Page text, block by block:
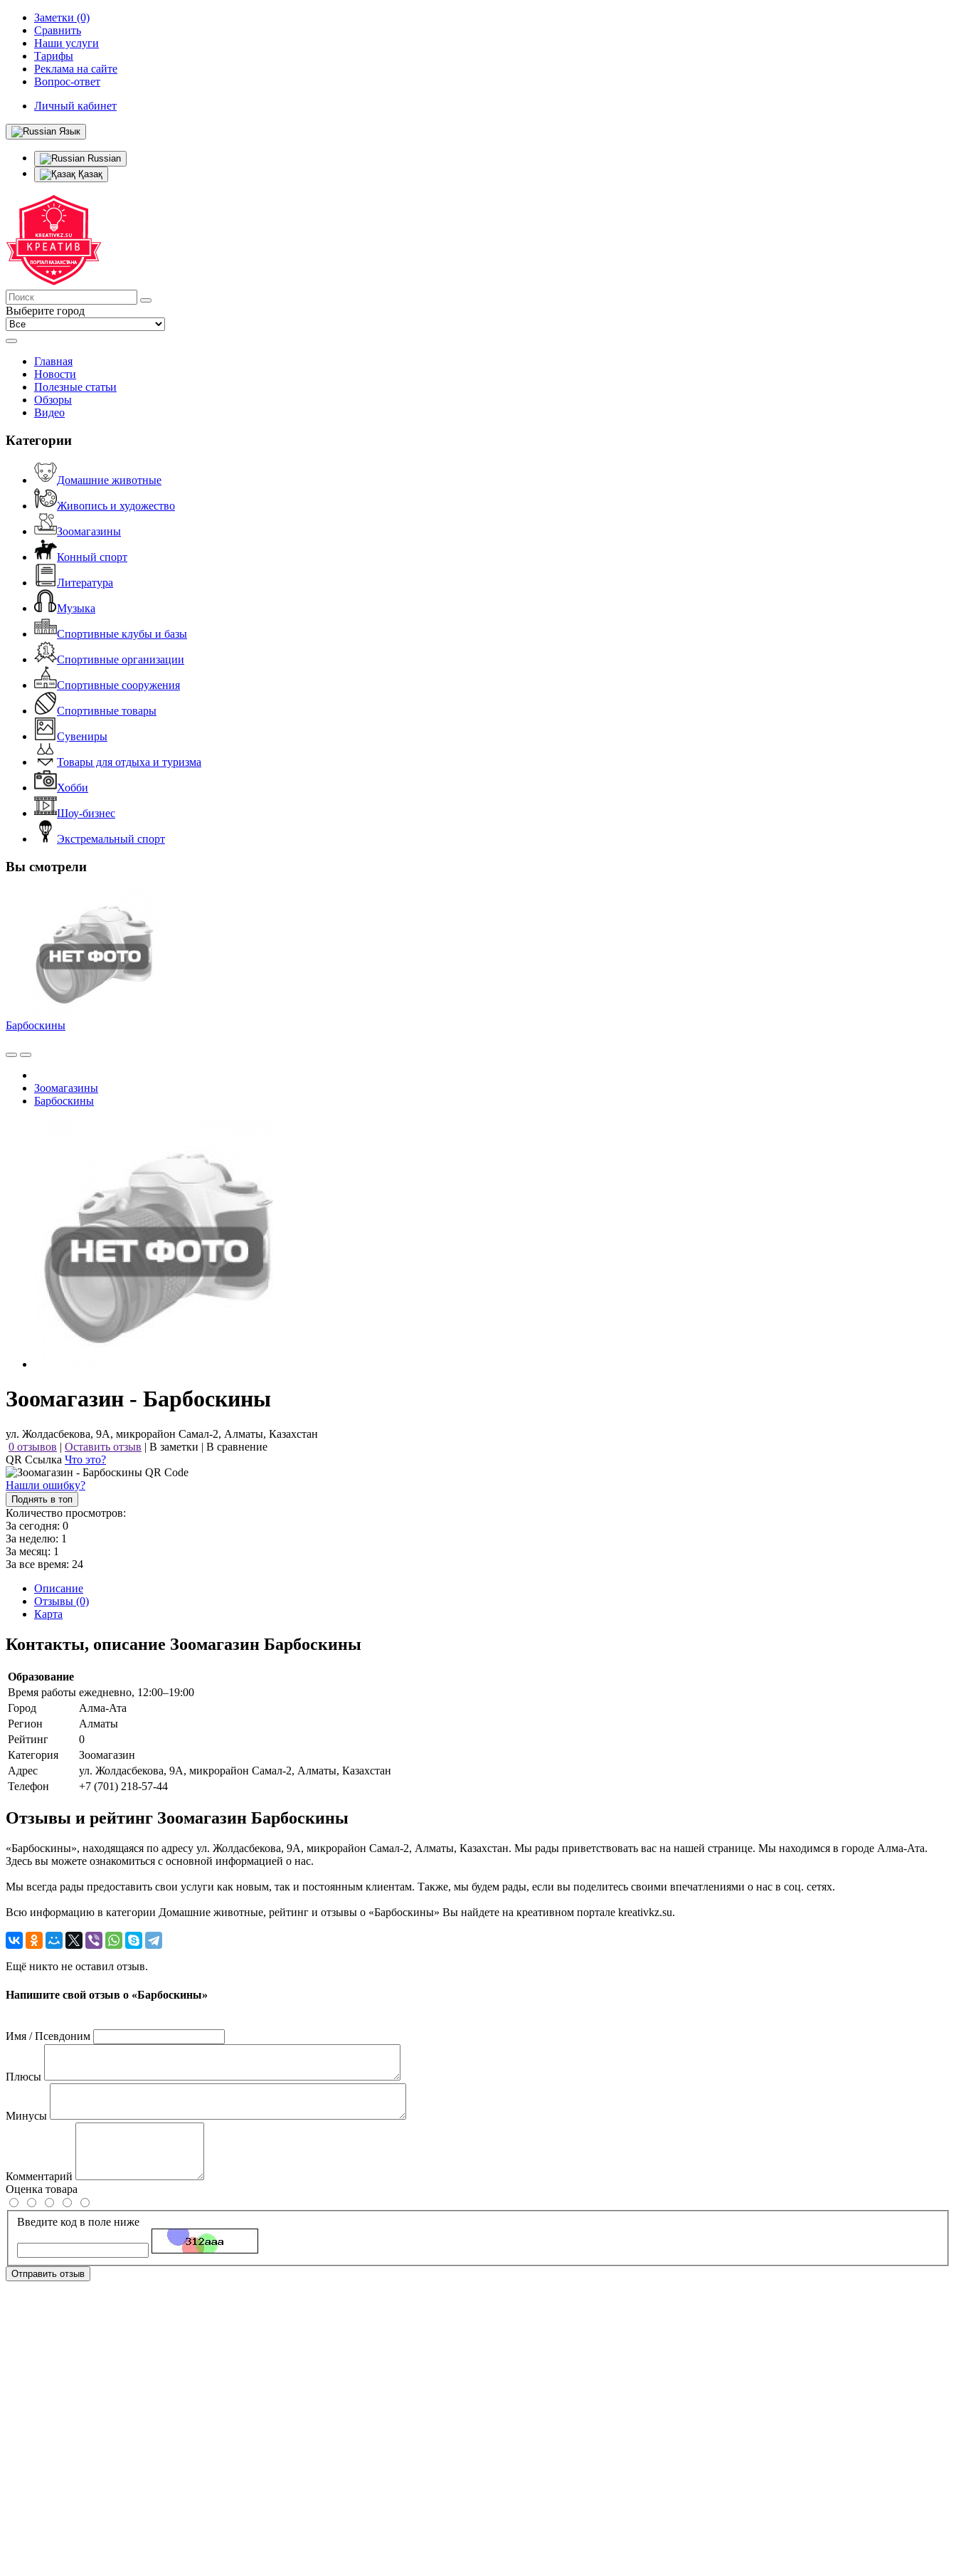
Заметки (0)
Сравнить
Наши услуги
Тарифы
Реклама на сайте
Вопрос-ответ
Личный кабинет
Язык
Russian
Қазақ
Выберите город
Главная
Новости
Полезные статьи
Обзоры
Видео
Категории
Домашние животные
Живопись и художество
Зоомагазины
Конный спорт
Литература
Музыка
Спортивные клубы и базы
Спортивные организации
Спортивные сооружения
Спортивные товары
Сувениры
Товары для отдыха и туризма
Хобби
Шоу-бизнес
Экстремальный спорт
Вы смотрели
Барбоскины
Зоомагазины
Барбоскины
Зоомагазин - Барбоскины
ул. Жолдасбекова, 9А, микрорайон Самал-2, Алматы, Казахстан
0 отзывов | Оставить отзыв | В заметки | В сравнение
QR Ссылка Что это?
Нашли ошибку?
Поднять в топ
Количество просмотров:
За сегодня: 0
За неделю: 1
За месяц: 1
За все время: 24
Описание
Отзывы (0)
Карта
Контакты, описание Зоомагазин Барбоскины
Образование
Время работы ежедневно, 12:00–19:00
Город
Алма-Ата
Регион
Алматы
Рейтинг
0
Категория
Зоомагазин
Адрес
ул. Жолдасбекова, 9А, микрорайон Самал-2, Алматы, Казахстан
Телефон
+7 (701) 218-57-44
Отзывы и рейтинг Зоомагазин Барбоскины
«Барбоскины», находящаяся по адресу ул. Жолдасбекова, 9А, микрорайон Самал-2, Алматы, Казахстан. Мы рады приветствовать вас на нашей странице. Мы находимся в городе Алма-Ата.
Здесь вы можете ознакомиться с основной информацией о нас.
Мы всегда рады предоставить свои услуги как новым, так и постоянным клиентам. Также, мы будем рады, если вы поделитесь своими впечатлениями о нас в соц. сетях.
Всю информацию в категории Домашние животные, рейтинг и отзывы о «Барбоскины» Вы найдете на креативном портале kreativkz.su.
Ещё никто не оставил отзыв.
Напишите свой отзыв о «Барбоскины»
Имя / Псевдоним
Плюсы
Минусы
Комментарий
Оценка товара
Введите код в поле ниже
Отправить отзыв